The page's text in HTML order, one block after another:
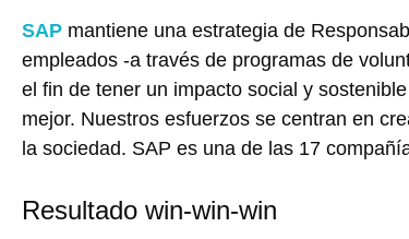
SAP mantiene una estrategia de
empleados -a través de programas de
el fin de tener un impacto social y
mejor. Nuestros esfuerzos se centran en
la sociedad. SAP es una de las 17
Resultado win-win-win